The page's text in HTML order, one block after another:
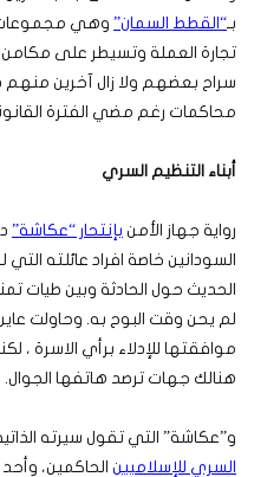
بـ “القطط السمان” وهي مجموعات
تجارة العملة وتسيطر على
سراح بعضهم ولا زال آخرين منهم
محاكمات رغم مضي الفترة
أبناء التنظيم السري
رواية جهاز الأمن بإنتحار “عكاشة”
السودانين خاصة افراد عائلته
الحديث حول الحادثة وبين
لم يحن وقت البوح به. وحاولت
موافقتها للإدلاء برأي الاسرة ،
هنالك جهات ترصد هاتفها الجوال.
و”عكاشة” التي تقول سيرته
السري للإسلاميين الحاكمين،